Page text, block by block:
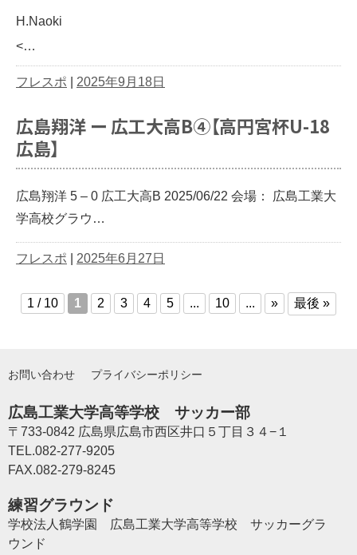
H.Naoki
<…
フレスポ 2025年9月18日
広島翔洋 ー 広工大高B④【高円宮杯U-18
広島】
広島翔洋 5 – 0 広工大高B 2025/06/22 会場： 広島工業大
学高校グラウ…
フレスポ 2025年6月27日
1 / 10 1 2 3 4 5 ... 10 ... » 最後 »
お問い合わせ プライバシーポリシー
広島工業大学高等学校 サッカー部
〒733-0842 広島県広島市西区井口５丁目３４−１
TEL.082-277-9205
FAX.082-279-8245
練習グラウンド
学校法人鶴学園 広島工業大学高等学校 サッカーグラ
ウンド